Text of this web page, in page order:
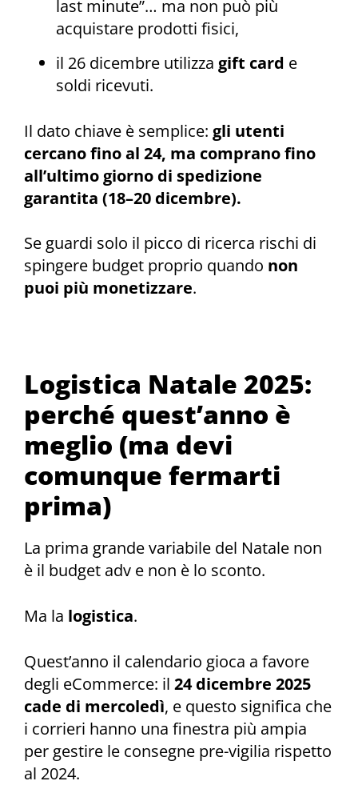
last minute”… ma non può più
acquistare prodotti fisici,
il 26 dicembre utilizza gift card e
soldi ricevuti.
Il dato chiave è semplice: gli utenti
cercano fino al 24, ma comprano fino
all’ultimo giorno di spedizione
garantita (18–20 dicembre).
Se guardi solo il picco di ricerca rischi di
spingere budget proprio quando non
puoi più monetizzare.
Logistica Natale 2025:
perché quest’anno è
meglio (ma devi
comunque fermarti
prima)
La prima grande variabile del Natale non
è il budget adv e non è lo sconto.
Ma la logistica.
Quest’anno il calendario gioca a favore
degli eCommerce: il 24 dicembre 2025
cade di mercoledì, e questo significa che
i corrieri hanno una finestra più ampia
per gestire le consegne pre-vigilia rispetto
al 2024.